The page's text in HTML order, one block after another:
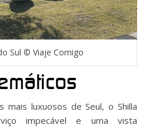
Sul © Viaje Comigo
mais luxuosos de Seul, o Shilla
impecável e uma vista